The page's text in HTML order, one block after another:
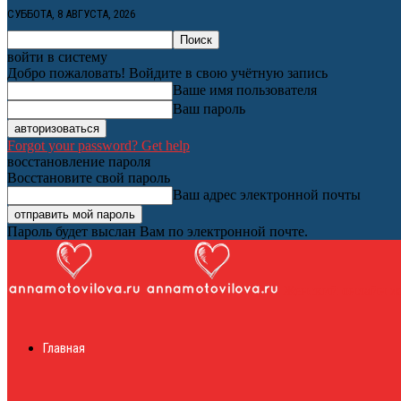
СУББОТА, 8 АВГУСТА, 2026
войти в систему
Добро пожаловать! Войдите в свою учётную запись
Ваше имя пользователя
Ваш пароль
Forgot your password? Get help
восстановление пароля
Восстановите свой пароль
Ваш адрес электронной почты
Пароль будет выслан Вам по электронной почте.
Главная